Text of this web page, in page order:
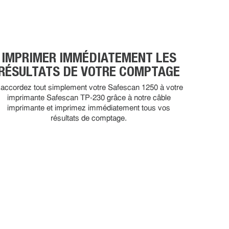
IMPRIMER IMMÉDIATEMENT LES
DE VOTRE COMPTAGE
tout simplement votre Safescan 1250 à votre
imprimante Safescan TP-230 grâce à notre câble
imprimante et imprimez immédiatement tous vos
résultats de comptage.